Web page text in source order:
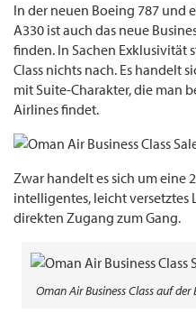
In der neuen Boeing 787 und
A330 ist auch das neue
finden. In Sachen Exklusivität
Class nichts nach. Es handelt
mit Suite-Charakter, die man
Airlines findet.
Zwar handelt es sich um eine
intelligentes, leicht versetztes
direkten Zugang zum Gang.
Oman Air Business Class auf